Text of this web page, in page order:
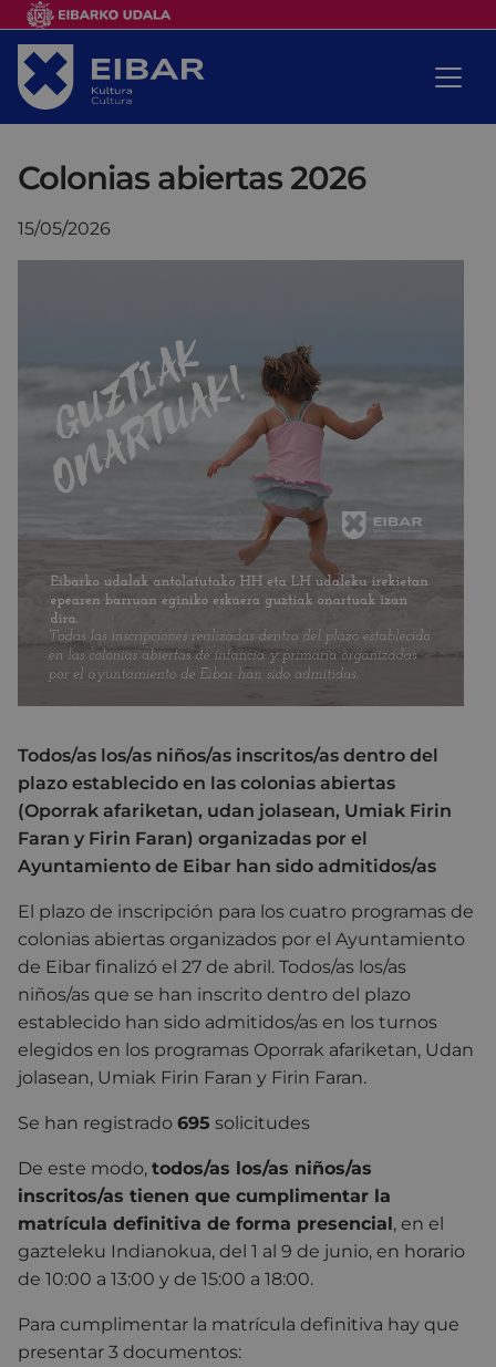
Colonias abiertas 2026
15/05/2026
Todos/as los/as niños/as inscritos/as dentro del
plazo establecido en las colonias abiertas
(Oporrak afariketan, udan jolasean, Umiak Firin
Faran y Firin Faran) organizadas por el
Ayuntamiento de Eibar han sido admitidos/as
El plazo de inscripción para los cuatro programas de
colonias abiertas organizados por el Ayuntamiento
de Eibar finalizó el 27 de abril. Todos/as los/as
niños/as que se han inscrito dentro del plazo
establecido han sido admitidos/as en los turnos
elegidos en los programas Oporrak afariketan, Udan
jolasean, Umiak Firin Faran y Firin Faran.
Se han registrado 695 solicitudes
De este modo, todos/as los/as niños/as
inscritos/as tienen que cumplimentar la
matrícula definitiva de forma presencial , en el
gazteleku Indianokua, del 1 al 9 de junio, en horario
de 10:00 a 13:00 y de 15:00 a 18:00.
Para cumplimentar la matrícula definitiva hay que
presentar 3 documentos: